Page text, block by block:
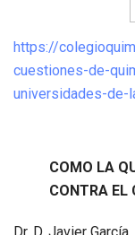
https://
cuestiones-de-
universidades-de-
COMO LA
CONTRA EL